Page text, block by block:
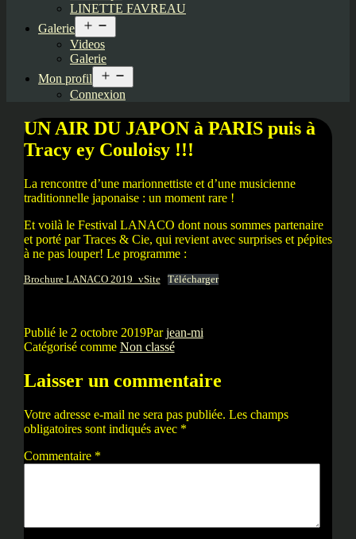
LINETTE FAVREAU
Galerie
le
Videos
Galerie
Mon profil
le
Connexion
UN AIR DU JAPON à PARIS puis à
Tracy ey Couloisy !!!
La rencontre d’une marionnettiste et d’une musicienne
traditionnelle japonaise : un moment rare !
Et voilà le Festival LANACO dont nous sommes partenaire
et porté par Traces & Cie, qui revient avec surprises et pépites
à ne pas louper! Le programme :
Brochure LANACO 2019_vSite Télécharger
Publié le 2 octobre 2019Parjean-mi
Catégorisé comme Non classé
Laisser un commentaire
Votre adresse e-mail ne sera pas publiée. Les champs
obligatoires sont indiqués avec *
Commentaire *